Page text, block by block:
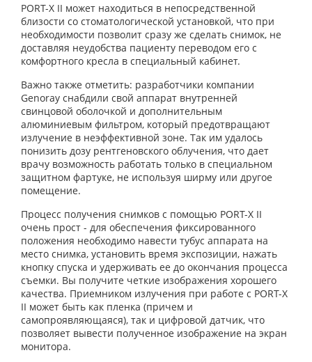
PORT-X II может находиться в непосредственной
близости со стоматологической установкой, что при
необходимости позволит сразу же сделать снимок, не
доставляя неудобства пациенту переводом его с
комфортного кресла в специальный кабинет.
Важно также отметить: разработчики компании
Genoray снабдили свой аппарат внутренней
свинцовой оболочкой и дополнительным
алюминиевым фильтром, который предотвращают
излучение в неэффективной зоне. Так им удалось
понизить дозу рентгеновского облучения, что дает
врачу возможность работать только в специальном
защитном фартуке, не используя ширму или другое
помещение.
Процесс получения снимков с помощью PORT-X II
очень прост - для обеспечения фиксированного
положения необходимо навести тубус аппарата на
место снимка, установить время экспозиции, нажать
кнопку спуска и удерживать ее до окончания процесса
съемки. Вы получите четкие изображения хорошего
качества. Приемником излучения при работе с PORT-X
II может быть как пленка (причем и
самопроявляющаяся), так и цифровой датчик, что
позволяет вывести полученное изображение на экран
монитора.